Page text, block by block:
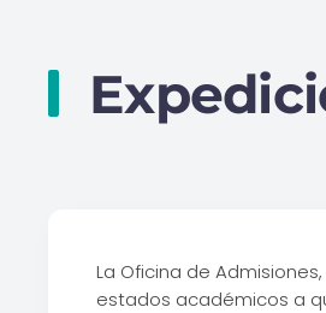
La Oficina de
estados académicos a